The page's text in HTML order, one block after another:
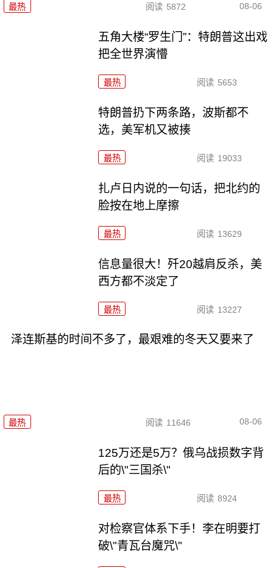
最热 阅读 5872 08-06
五角大楼“罗生门”：特朗普这出戏
把全世界演懵
最热 阅读 5653
特朗普扔下两条路，波斯都不
选，美军机又被揍
最热 阅读 19033
扎卢日内说的一句话，把北约的
脸按在地上摩擦
最热 阅读 13629
信息量很大！歼20越肩反杀，美
西方都不淡定了
最热 阅读 13227
泽连斯基的时间不多了，最艰难的冬天又要来了
最热 阅读 11646 08-06
125万还是5万？俄乌战损数字背
后的\"三国杀\"
最热 阅读 8924
对检察官体系下手！李在明要打
破\"青瓦台魔咒\"